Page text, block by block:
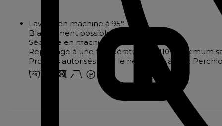
Lavage en machine à 95°
Blanchiment possible
Séchage en machine interdit
Repassage à une température de 110° maximum
Produits autorisés pour le nettoyage à sec :
2 u d n W